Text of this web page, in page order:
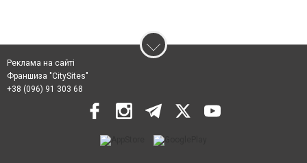
Реклама на сайті
Франшиза "CitySites"
+38 (096) 91 303 68